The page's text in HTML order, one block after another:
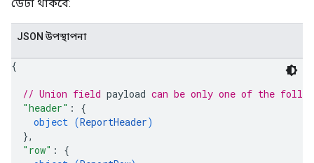
ডেটা থাকবে:
JSON উপস্থাপনা
{
// Union field payload can be only one of the
"header" : {
object (ReportHeader)
},
"row" : {